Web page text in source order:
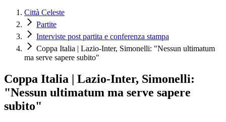
Città Celeste
Partite
Interviste post partita e conferenza stampa
Coppa Italia | Lazio-Inter, Simonelli: "Nessun ultimatum
ma serve sapere subito"
Coppa Italia | Lazio-Inter, Simonelli:
"Nessun ultimatum ma serve sapere
subito"